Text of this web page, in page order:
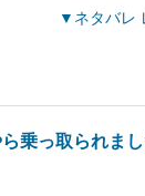
ネタバレ
乗っ取られま